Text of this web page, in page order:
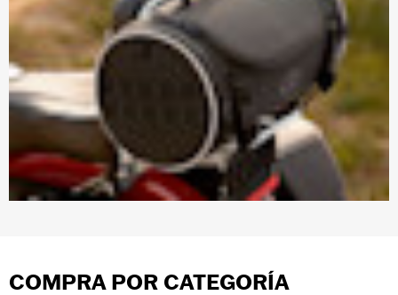
COMPRA POR CATEGORÍA